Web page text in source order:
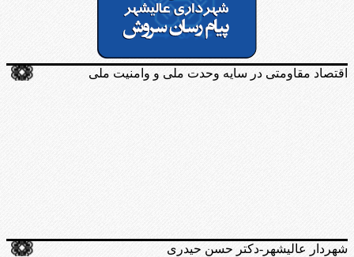
اقتصاد مقاومتی در سایه وحدت ملی و وامنیت ملی
شهردار عالیشهر-دکتر حسن حیدری